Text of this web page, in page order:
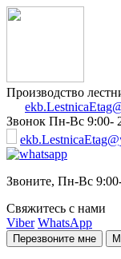
Производство
Звонок Пн-Вс 9:00-
Звоните, Пн-Вс
Свяжитесь с нами
Viber WhatsApp
Перезвоните мне